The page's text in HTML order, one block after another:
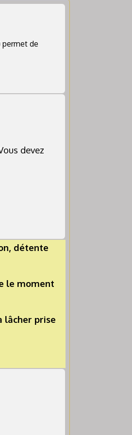
permet de
devez
détente
le moment
lâcher prise